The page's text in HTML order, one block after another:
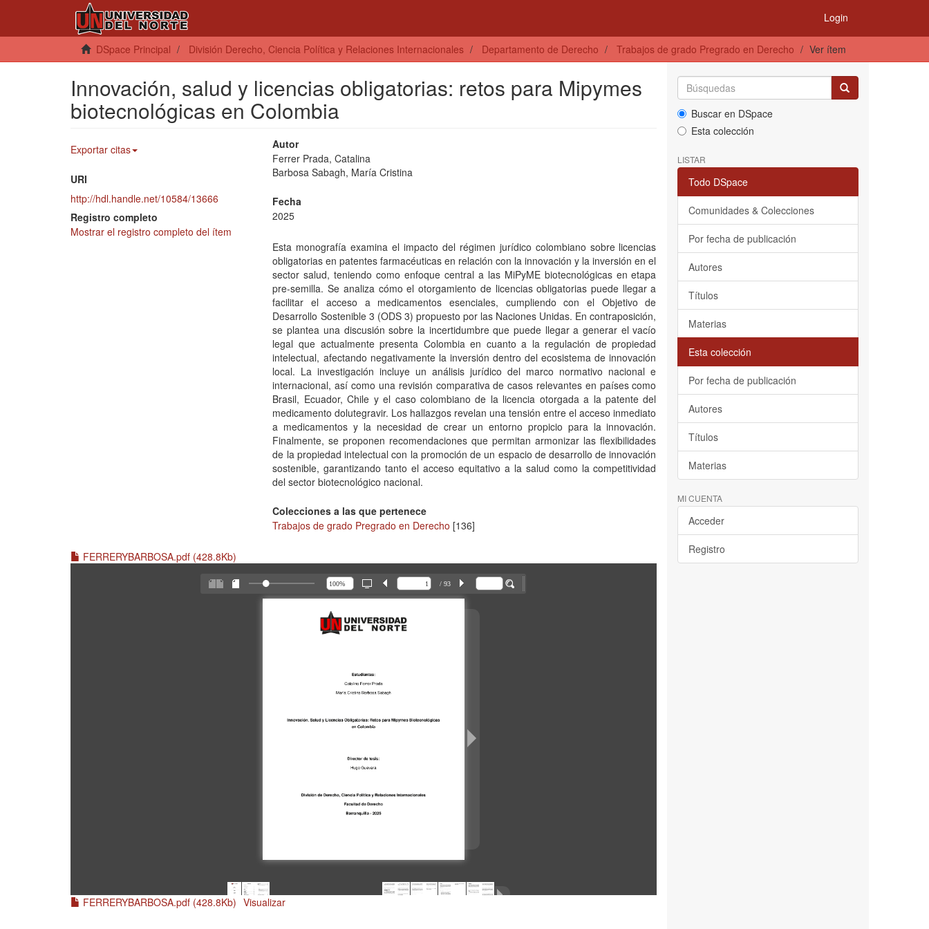
Login
DSpace Principal División Derecho, Ciencia Política y Relaciones Internacionales Departamento de Derecho Trabajos de grado Pregrado en Derecho Ver ítem
Innovación, salud y licencias obligatorias: retos para Mipymes
biotecnológicas en Colombia
Exportar citas
URI
http://hdl.handle.net/10584/13666
Registro completo
Mostrar el registro completo del ítem
Autor
Ferrer Prada, Catalina
Barbosa Sabagh, María Cristina
Fecha
2025
Esta monografía examina el impacto del régimen jurídico colombiano sobre licencias
obligatorias en patentes farmacéuticas en relación con la innovación y la inversión en el
sector salud, teniendo como enfoque central a las MiPyME biotecnológicas en etapa
pre-semilla. Se analiza cómo el otorgamiento de licencias obligatorias puede llegar a
facilitar el acceso a medicamentos esenciales, cumpliendo con el Objetivo de
Desarrollo Sostenible 3 (ODS 3) propuesto por las Naciones Unidas. En contraposición,
se plantea una discusión sobre la incertidumbre que puede llegar a generar el vacío
legal que actualmente presenta Colombia en cuanto a la regulación de propiedad
intelectual, afectando negativamente la inversión dentro del ecosistema de innovación
local. La investigación incluye un análisis jurídico del marco normativo nacional e
internacional, así como una revisión comparativa de casos relevantes en países como
Brasil, Ecuador, Chile y el caso colombiano de la licencia otorgada a la patente del
medicamento dolutegravir. Los hallazgos revelan una tensión entre el acceso inmediato
a medicamentos y la necesidad de crear un entorno propicio para la innovación.
Finalmente, se proponen recomendaciones que permitan armonizar las flexibilidades
de la propiedad intelectual con la promoción de un espacio de desarrollo de innovación
sostenible, garantizando tanto el acceso equitativo a la salud como la competitividad
del sector biotecnológico nacional.
Colecciones a las que pertenece
Trabajos de grado Pregrado en Derecho [136]
FERRERYBARBOSA.pdf (428.8Kb)
/ 93
FERRERYBARBOSA.pdf (428.8Kb) Visualizar
Buscar en DSpace
Esta colección
LISTAR
Todo DSpace
Comunidades & Colecciones
Por fecha de publicación
Autores
Títulos
Materias
Esta colección
Por fecha de publicación
Autores
Títulos
Materias
MI CUENTA
Acceder
Registro